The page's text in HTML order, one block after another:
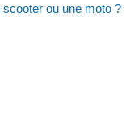
ou une moto ?